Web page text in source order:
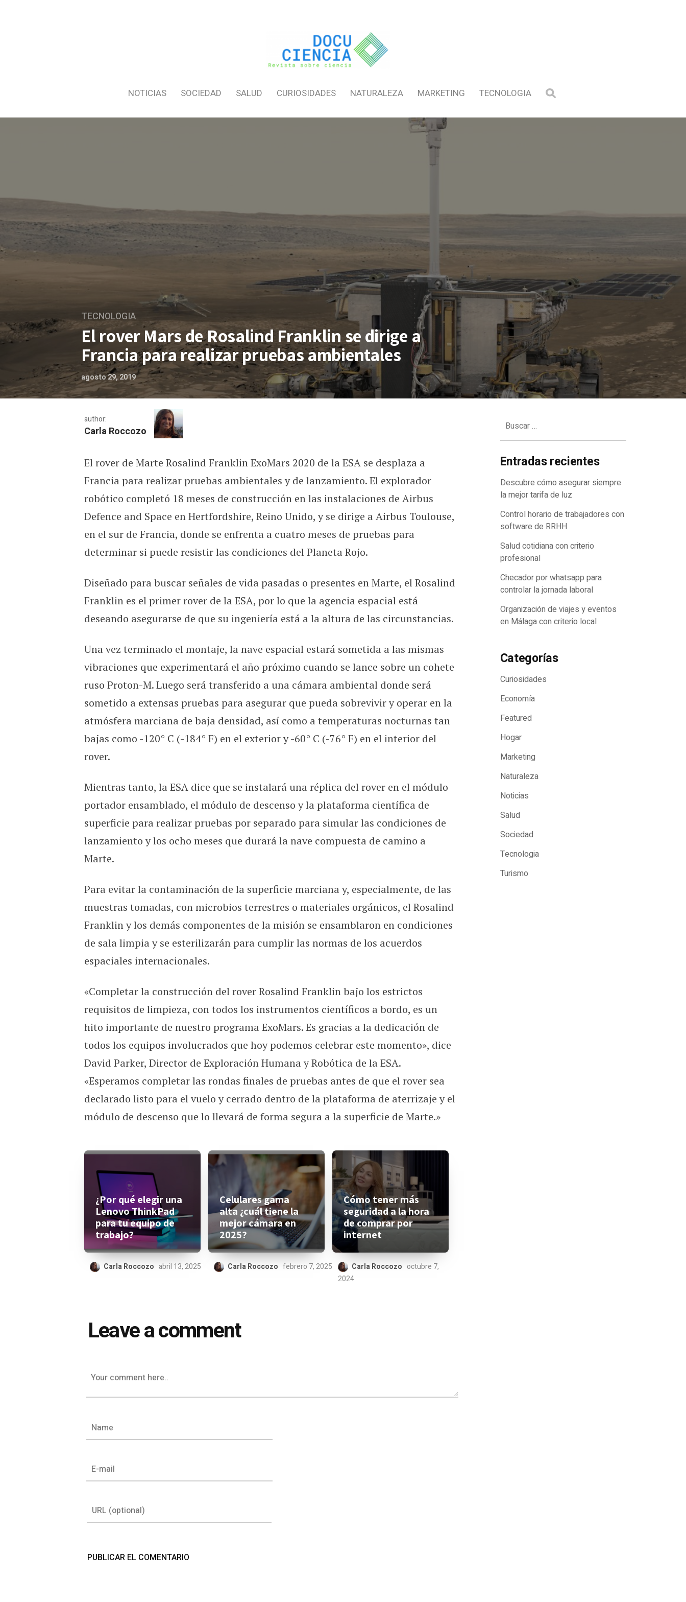
NOTICIAS SOCIEDAD SALUD CURIOSIDADES NATURALEZA MARKETING TECNOLOGIA
TECNOLOGIA
El rover Mars de Rosalind Franklin se dirige a
Francia para realizar pruebas ambientales
agosto 29, 2019
author:
Carla Roccozo
El rover Mars de Rosalind Franklin se dirige a Francia para realizar pruebas ambientales
El rover de Marte Rosalind Franklin ExoMars 2020 de la ESA se desplaza a
Francia para realizar pruebas ambientales y de lanzamiento. El explorador
robótico completó 18 meses de construcción en las instalaciones de Airbus
Defence and Space en Hertfordshire, Reino Unido, y se dirige a Airbus Toulouse,
en el sur de Francia, donde se enfrenta a cuatro meses de pruebas para
determinar si puede resistir las condiciones del Planeta Rojo.
Diseñado para buscar señales de vida pasadas o presentes en Marte, el Rosalind
Franklin es el primer rover de la ESA, por lo que la agencia espacial está
deseando asegurarse de que su ingeniería está a la altura de las circunstancias.
Una vez terminado el montaje, la nave espacial estará sometida a las mismas
vibraciones que experimentará el año próximo cuando se lance sobre un cohete
ruso Proton-M. Luego será transferido a una cámara ambiental donde será
sometido a extensas pruebas para asegurar que pueda sobrevivir y operar en la
atmósfera marciana de baja densidad, así como a temperaturas nocturnas tan
bajas como -120° C (-184° F) en el exterior y -60° C (-76° F) en el interior del
rover.
Mientras tanto, la ESA dice que se instalará una réplica del rover en el módulo
portador ensamblado, el módulo de descenso y la plataforma científica de
superficie para realizar pruebas por separado para simular las condiciones de
lanzamiento y los ocho meses que durará la nave compuesta de camino a
Marte.
Para evitar la contaminación de la superficie marciana y, especialmente, de las
muestras tomadas, con microbios terrestres o materiales orgánicos, el Rosalind
Franklin y los demás componentes de la misión se ensamblaron en condiciones
de sala limpia y se esterilizarán para cumplir las normas de los acuerdos
espaciales internacionales.
«Completar la construcción del rover Rosalind Franklin bajo los estrictos
requisitos de limpieza, con todos los instrumentos científicos a bordo, es un
hito importante de nuestro programa ExoMars. Es gracias a la dedicación de
todos los equipos involucrados que hoy podemos celebrar este momento», dice
David Parker, Director de Exploración Humana y Robótica de la ESA.
«Esperamos completar las rondas finales de pruebas antes de que el rover sea
declarado listo para el vuelo y cerrado dentro de la plataforma de aterrizaje y el
módulo de descenso que lo llevará de forma segura a la superficie de Marte.»
¿Por qué elegir una
Lenovo ThinkPad
para tu equipo de
trabajo?
Carla Roccozo abril 13, 2025
Celulares gama
alta ¿cuál tiene la
mejor cámara en
2025?
Carla Roccozo febrero 7, 2025
Cómo tener más
seguridad a la hora
de comprar por
internet
Carla Roccozo octubre 7,
2024
Leave a comment
Entradas recientes
Descubre cómo asegurar siempre
la mejor tarifa de luz
Control horario de trabajadores con
software de RRHH
Salud cotidiana con criterio
profesional
Checador por whatsapp para
controlar la jornada laboral
Organización de viajes y eventos
en Málaga con criterio local
Categorías
Curiosidades
Economía
Featured
Hogar
Marketing
Naturaleza
Noticias
Salud
Sociedad
Tecnologia
Turismo